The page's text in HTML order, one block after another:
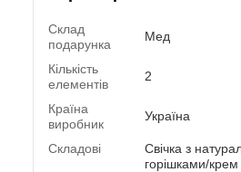
Склад
подарунка
Мед
Кількість
елементів
2
Країна
виробник
Україна
Складові
Свічка з
горішками/